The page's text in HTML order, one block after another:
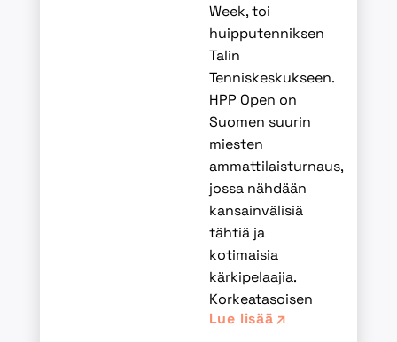
Week, toi
huipputenniksen
Talin
Tenniskeskukseen.
HPP Open on
Suomen suurin
miesten
ammattilaisturnaus,
jossa nähdään
kansainvälisiä
tähtiä ja
kotimaisia
kärkipelaajia.
Korkeatasoisen
Lue lisää